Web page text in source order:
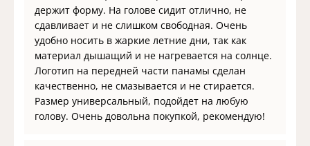
держит форму. На голове сидит отлично, не
сдавливает и не слишком свободная. Очень
удобно носить в жаркие летние дни, так как
материал дышащий и не нагревается на солнце.
Логотип на передней части панамы сделан
качественно, не смазывается и не стирается.
Размер универсальный, подойдет на любую
голову. Очень довольна покупкой, рекомендую!